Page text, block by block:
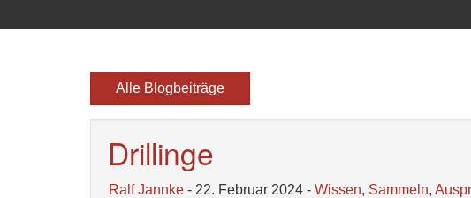
Alle Blogbeiträge
Drillinge
Ralf Jannke - 22. Februar 2024 - Wissen, Sammeln,